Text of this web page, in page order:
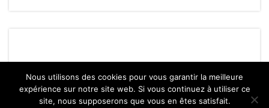
Nous utilisons des cookies pour vous garantir la meilleure
expérience sur notre site web. Si vous continuez à utiliser ce
site, nous supposerons que vous en êtes satisfait.